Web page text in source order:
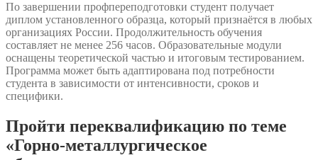
По завершении профпереподготовки студент получает
диплом установленного образца, который признаётся в любых
организациях России. Продолжительность обучения
составляет не менее 256 часов. Образовательные модули
оснащены теоретической частью и итоговым тестированием.
Программа может быть адаптирована под потребности
студента в зависимости от интенсивности, сроков и
специфики.
Пройти переквалификацию по теме
«Горно-металлургическое